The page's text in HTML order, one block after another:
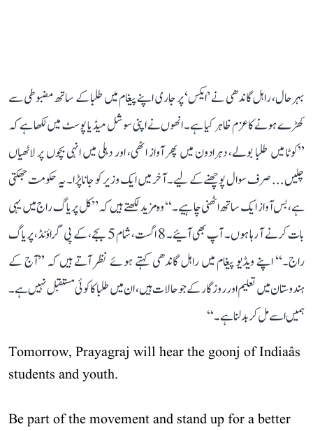
بہرحال، راہل گاندھی نے ’ایکس‘ پر جاری اپنے پیغام میں طلبا کے ساتھ مضبوطی سے
کھڑے ہونے کا عزم ظاہر کیا ہے۔ انھوں نے اپنی سوشل میڈیا پوسٹ میں لکھا ہے کہ
’’کوٹا میں طلبا بولے، دہرادون میں پھر آواز اٹھی، اور دہلی میں انہی بچوں پر لاٹھیاں
چلیں... صرف سوال پوچھنے کے لیے۔ آخر میں ایک وزیر کو جانا پڑا۔ یہ حکومت جھکتی
ہے، بس آواز ایک ساتھ اٹھنی چاہیے۔‘‘ وہ مزید لکھتے ہیں کہ ’’کل پریاگ راج میں یہی
بات کرنے آ رہا ہوں۔ آپ بھی آئیے۔ 8 اگست، شام 5 بجے، کے پی گراؤنڈ، پریاگ
راج۔‘‘ اپنے ویڈیو پیغام میں راہل گاندھی کہتے ہوئے نظر آتے ہیں کہ ’’آج کے
ہندوستان میں تعلیم اور روزگار کے جو حالات ہیں، ان میں طلبا کا کوئی مستقبل نہیں ہے۔
ہمیں اسے مل کر بدلنا ہے۔‘‘
Tomorrow, Prayagraj will hear the goonj of Indiaâs
students and youth.
Be part of the movement and stand up for a better